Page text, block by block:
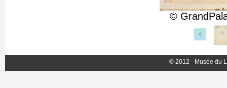
©
© 2012 - Musée du